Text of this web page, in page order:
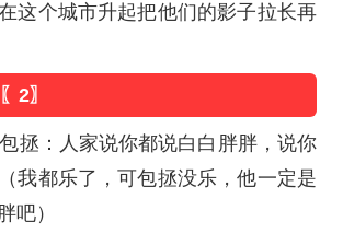
这个城市升起把他们的影子拉长再
2〗
拯：人家说你都说白白胖胖，说你
我都乐了，可包拯没乐，他一定是
吧）